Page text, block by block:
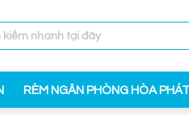
RÈM NGĂN PHÒNG HÒA PHÁT